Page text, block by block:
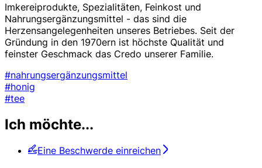
Imkereiprodukte, Spezialitäten, Feinkost und
Nahrungsergänzungsmittel - das sind die
Herzensangelegenheiten unseres Betriebes. Seit der
Gründung in den 1970ern ist höchste Qualität und
feinster Geschmack das Credo unserer Familie.
#nahrungsergänzungsmittel
#honig
#tee
Ich möchte...
Eine Beschwerde einreichen